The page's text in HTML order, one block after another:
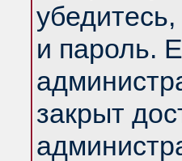
и пароль.
закрыт